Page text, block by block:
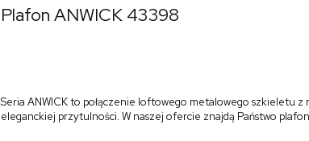
Plafon ANWICK 43398
Seria ANWICK to połączenie loftowego metalowego szkieletu z
eleganckiej przytulności. W naszej ofercie znajdą Państwo